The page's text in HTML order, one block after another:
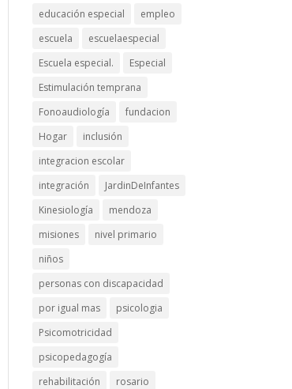
educación especial
empleo
escuela
escuelaespecial
Escuela especial.
Especial
Estimulación temprana
Fonoaudiología
fundacion
Hogar
inclusión
integracion escolar
integración
JardinDeInfantes
Kinesiología
mendoza
misiones
nivel primario
niños
personas con discapacidad
por igual mas
psicologia
Psicomotricidad
psicopedagogía
rehabilitación
rosario